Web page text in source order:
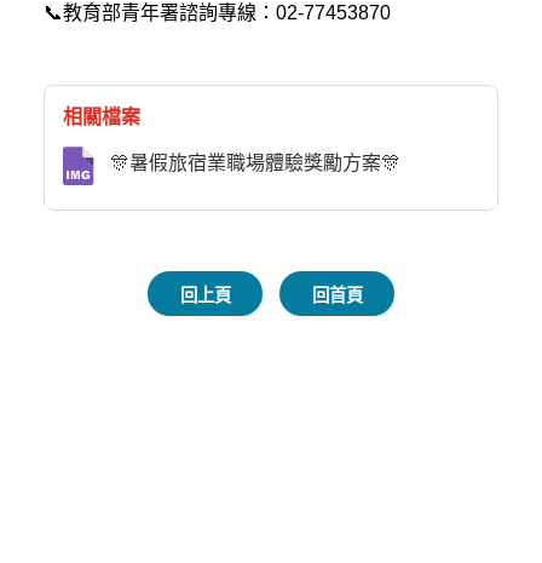
📞教育部青年署諮詢專線：02-77453870
相關檔案
🎊暑假旅宿業職場體驗獎勵方案🎊
回上頁 回首頁